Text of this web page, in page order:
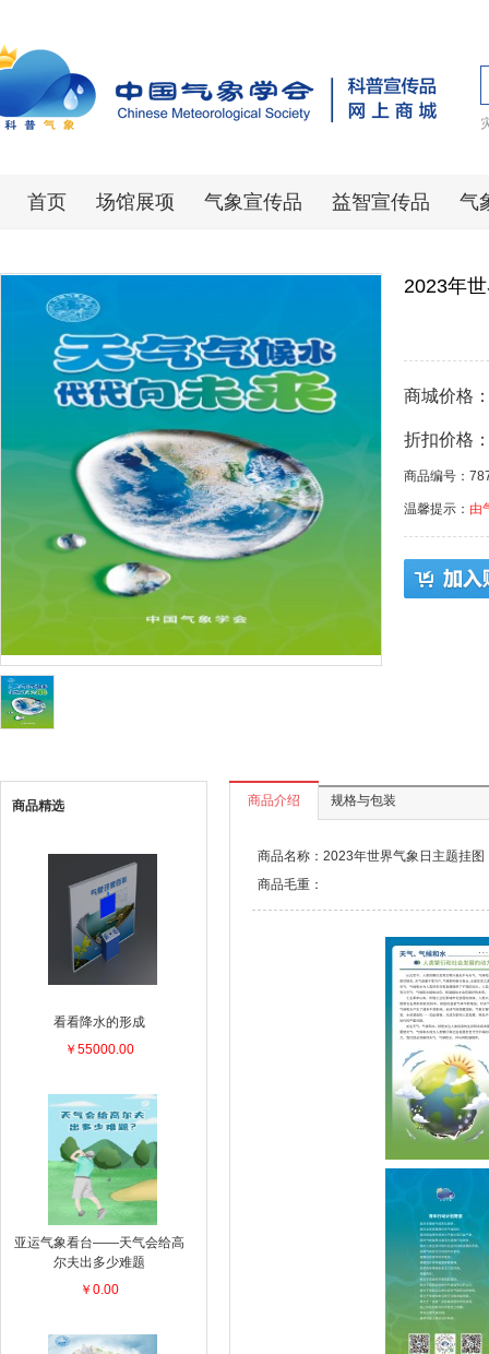
首页 场馆展项 气象宣传品 益智宣传品 气
2023年
商城价格
折扣价格
商品编号：
温馨提示： 由
商品精选
看看降水的形成
￥55000.00
亚运气象看台——天气会给高
尔夫出多少难题
￥0.00
商品介绍 规格与包装
商品名称：2023年世界气象日主题挂图
商品毛重：